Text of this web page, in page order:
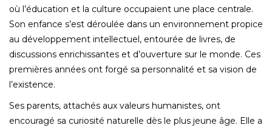
où l’éducation et la culture occupaient une place centrale.
Son enfance s’est déroulée dans un environnement propice
au développement intellectuel, entourée de livres, de
discussions enrichissantes et d’ouverture sur le monde. Ces
premières années ont forgé sa personnalité et sa vision de
l’existence.
Ses parents, attachés aux valeurs humanistes, ont
encouragé sa curiosité naturelle dès le plus jeune âge. Elle a